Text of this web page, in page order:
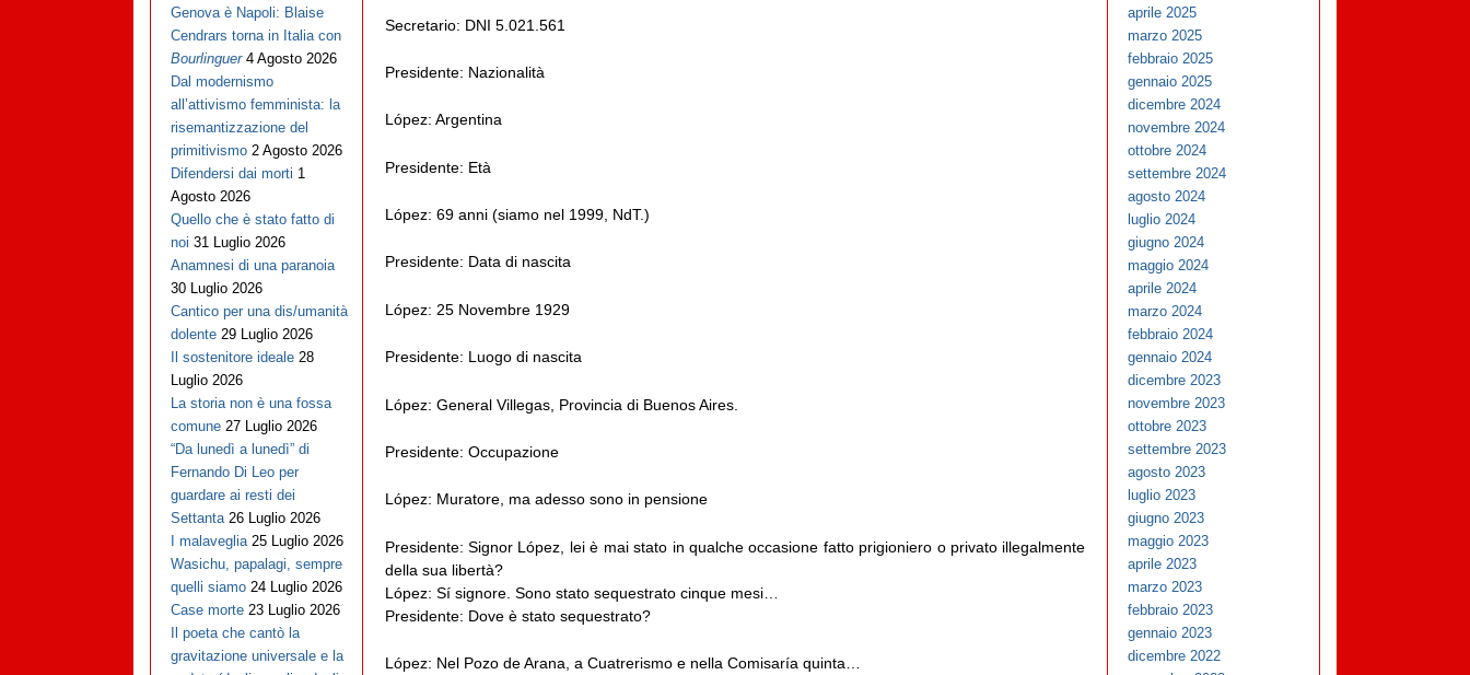
Secretario: DNI 5.021.561
Presidente: Nazionalità
López: Argentina
Presidente: Età
López: 69 anni (siamo nel 1999, NdT.)
Presidente: Data di nascita
López: 25 Novembre 1929
Presidente: Luogo di nascita
López: General Villegas, Provincia di Buenos Aires.
Presidente: Occupazione
López: Muratore, ma adesso sono in pensione
Presidente: Signor López, lei è mai stato in qualche occasione fatto prigioniero o privato illegalmente
della sua libertà?
López: Sí signore. Sono stato sequestrato cinque mesi…
Presidente: Dove è stato sequestrato?
López: Nel Pozo de Arana, a Cuatrerismo e nella Comisaría quinta…
Genova è Napoli: Blaise
Cendrars torna in Italia con
Bourlinguer 4 Agosto 2026
Dal modernismo
all’attivismo femminista: la
risemantizzazione del
primitivismo 2 Agosto 2026
Difendersi dai morti 1
Agosto 2026
Quello che è stato fatto di
noi 31 Luglio 2026
Anamnesi di una paranoia
30 Luglio 2026
Cantico per una dis/umanità
dolente 29 Luglio 2026
Il sostenitore ideale 28
Luglio 2026
La storia non è una fossa
comune 27 Luglio 2026
“Da lunedì a lunedì” di
Fernando Di Leo per
guardare ai resti dei
Settanta 26 Luglio 2026
I malaveglia 25 Luglio 2026
Wasichu, papalagi, sempre
quelli siamo 24 Luglio 2026
Case morte 23 Luglio 2026
Il poeta che cantò la
gravitazione universale e la
aprile 2025
marzo 2025
febbraio 2025
gennaio 2025
dicembre 2024
novembre 2024
ottobre 2024
settembre 2024
agosto 2024
luglio 2024
giugno 2024
maggio 2024
aprile 2024
marzo 2024
febbraio 2024
gennaio 2024
dicembre 2023
novembre 2023
ottobre 2023
settembre 2023
agosto 2023
luglio 2023
giugno 2023
maggio 2023
aprile 2023
marzo 2023
febbraio 2023
gennaio 2023
dicembre 2022